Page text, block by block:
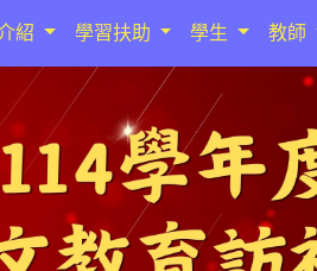
紹 學習扶助 學生 教師